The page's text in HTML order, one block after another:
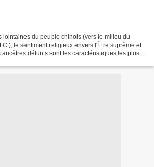
lointaines du peuple chinois (vers le milieu du
le sentiment religieux envers l'Être suprême et
défunts sont les caractéristiques les plus